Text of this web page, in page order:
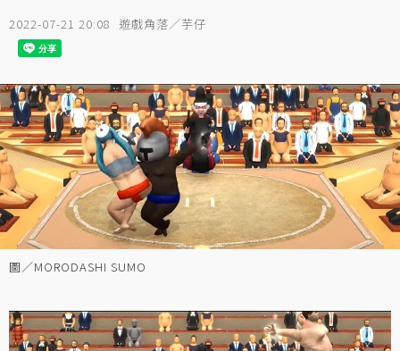
2022-07-21 20:08 遊戲角落／芋仔
圖／MORODASHI SUMO